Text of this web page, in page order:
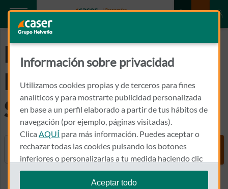
Preguntas
Frecuentes del
Seguro de Coche
Buscador
Información sobre privacidad
Utilizamos cookies propias y de terceros para fines
analíticos y para mostrarte publicidad personalizada
en base a un perfil elaborado a partir de tus hábitos de
navegación (por ejemplo, páginas visitadas).
Clica AQUÍ para más información. Puedes aceptar o
rechazar todas las cookies pulsando los botones
inferiores o personalizarlas a tu medida haciendo clic
en"configurar cookies".
Aceptar todo